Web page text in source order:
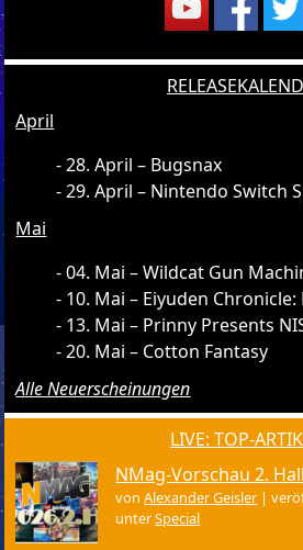
April
28. April – Bugsnax
29. April – Nintendo Switch
Mai
04. Mai – Wildcat Gun
10. Mai – Eiyuden Chronicle:
13. Mai – Prinny Presents
20. Mai – Cotton Fantasy
Alle Neuerscheinungen
LIVE: TOP-
NMag-Vorschau 2.
vonAlexander Geisler |
unterSpecial